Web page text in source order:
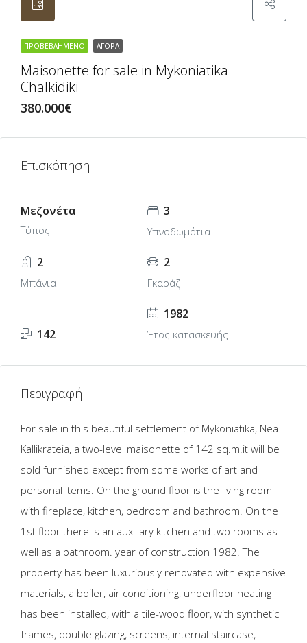
ΠΡΟΒΕΒΛΗΜΈΝΟ ΑΓΟΡΆ
Maisonette for sale in Mykoniatika
Chalkidiki
380.000€
Επισκόπηση
Μεζονέτα
Τύπος
3
Υπνοδωμάτια
2
Μπάνια
2
Γκαράζ
142
1982
Έτος κατασκευής
Περιγραφή
For sale in this beautiful settlement of Mykoniatika, Nea
Kallikrateia, a two-level maisonette of 142 sq.m.it will be
sold furnished except from some works of art and
personal items. On the ground floor is the living room
with fireplace, kitchen, bedroom and bathroom. On the
1st floor there is an auxiliary kitchen and two rooms as
well as a bathroom. year of construction 1982. The
property has been luxuriously renovated with expensive
materials, a boiler, air conditioning, underfloor heating
has been installed, with a tile-wood floor, with synthetic
frames, double glazing, screens, internal staircase,